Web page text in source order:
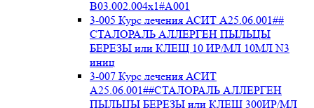
В03.002.004x1#А001
3-005 Курс лечения АСИТ А25.06.001##
СТАЛОРАЛЬ АЛЛЕРГЕН ПЫЛЬЦЫ
БЕРЕЗЫ или КЛЕЩ 10 ИР/МЛ 10МЛ N3
иниц
3-007 Курс лечения АСИТ
А25.06.001##СТАЛОРАЛЬ АЛЛЕРГЕН
ПЫЛЬЦЫ БЕРЕЗЫ или КЛЕЩ 300ИР/МЛ